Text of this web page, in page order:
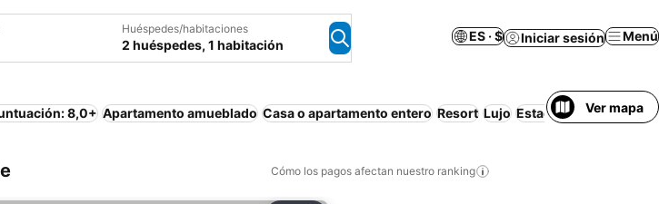
Huéspedes/habitaciones
2 huéspedes, 1 habitación
ES · $ Iniciar sesión Menú
8,0+ Apartamento amueblado Casa o apartamento entero Resort Lujo Estacionamiento
Ver mapa
Cómo los pagos afectan nuestro ranking